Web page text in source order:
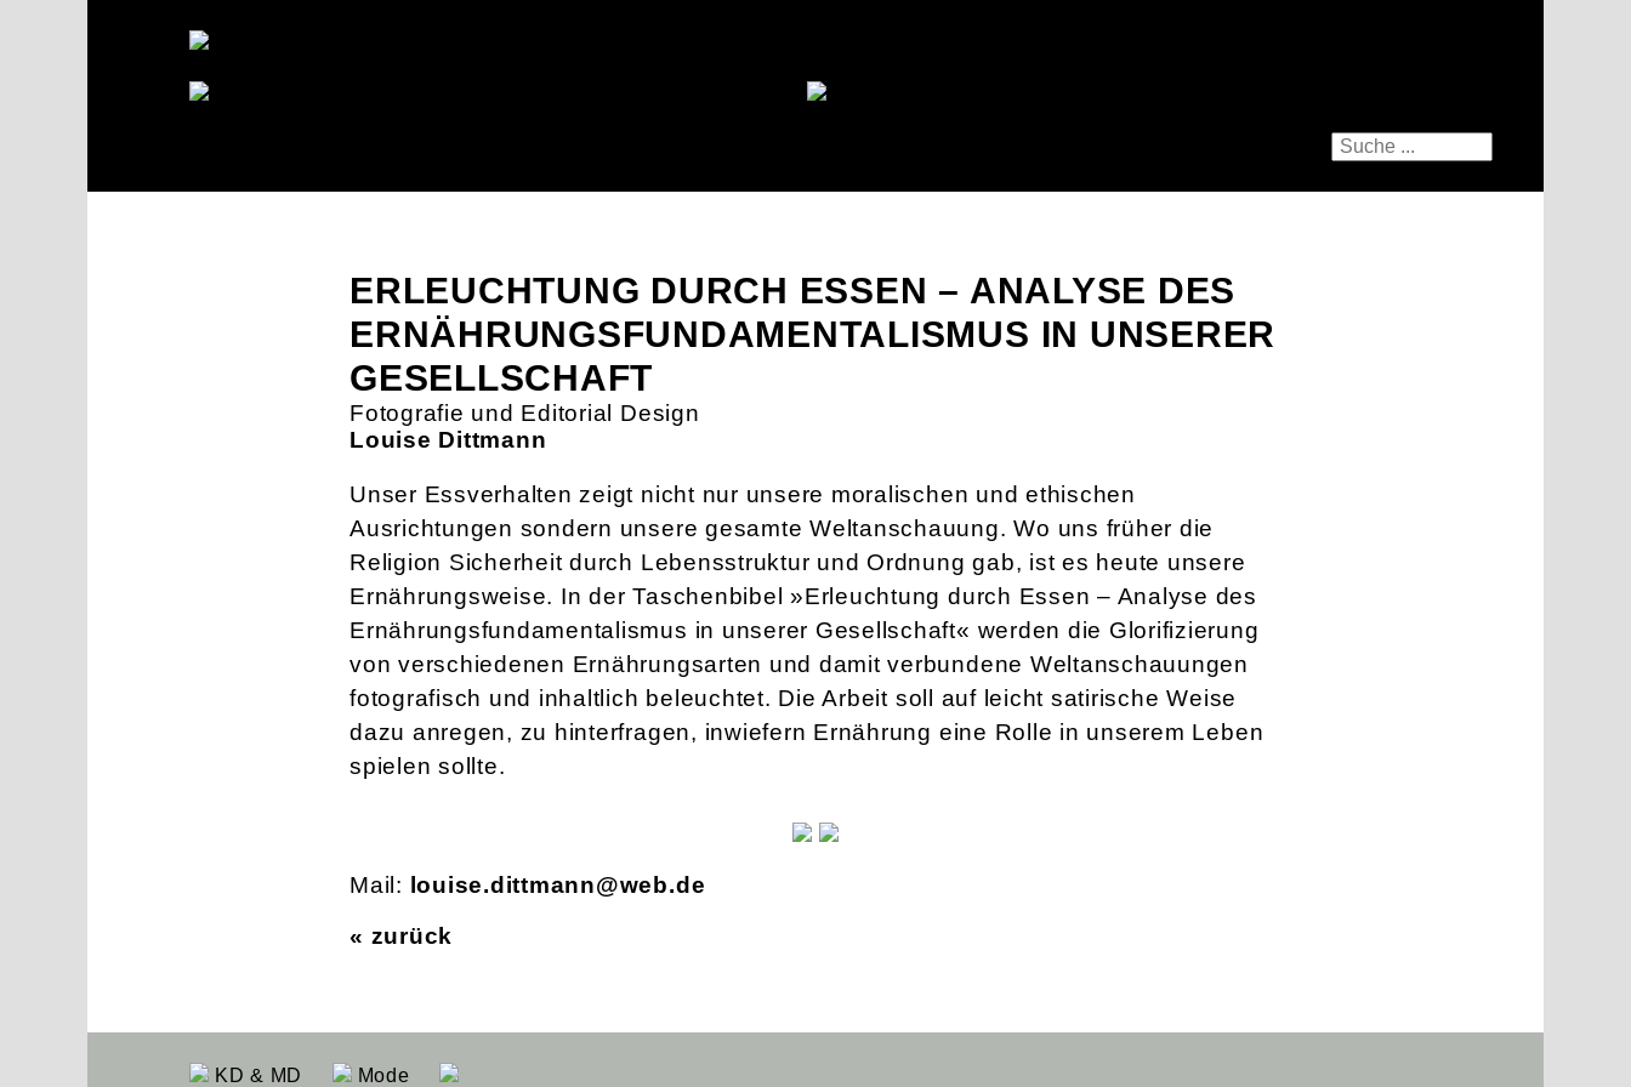
ERLEUCHTUNG DURCH ESSEN – ANALYSE DES
ERNÄHRUNGSFUNDAMENTALISMUS IN UNSERER
GESELLSCHAFT
Fotografie und Editorial Design
Louise Dittmann
Unser Essverhalten zeigt nicht nur unsere moralischen und ethischen
Ausrichtungen sondern unsere gesamte Weltanschauung. Wo uns früher die
Religion Sicherheit durch Lebensstruktur und Ordnung gab, ist es heute unsere
Ernährungsweise. In der Taschenbibel »Erleuchtung durch Essen – Analyse des
Ernährungsfundamentalismus in unserer Gesellschaft« werden die Glorifi­zierung
von verschiedenen Ernährungsarten und damit verbundene Weltanschauungen
fotografisch und inhaltlich beleuchtet. Die Arbeit soll auf leicht satirische Weise
dazu anregen, zu hinterfragen, inwiefern Ernährung eine Rolle in unserem Leben
spielen sollte.
Mail:
louise.dittmann@web.de
« zurück
KD & MD Mode